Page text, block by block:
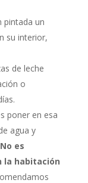
pintada un
su interior,
de leche
o
poner en esa
agua y
No es
la habitación